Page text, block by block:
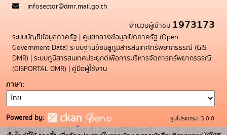
infosector@dmr.mail.go.th
จำนวนผู้เข้าชม 1973173
ระบบบัญชีข้อมูลภาครัฐ | ศูนย์กลางข้อมูลเปิดภาครัฐ (Open
Government Data) ระบบฐานข้อมลูภูมิสารสนเทศทรัพยากรธรณี (GIS
DMR) | ระบบภูมิสารสนเทศประยุกต์เพื่อการบริหารจัดการทรัพยากรธรณี
(GISPORTAL DMR) | คู่มือผู้ใช้งาน
ภาษา
Powered by:
สนับสนุนระบบ Thai-GDC โดย สำนักงานสถิติแห่งชาติ
รุ่นโปรแกรม: 3.0.0
วันที่: 2025-05-